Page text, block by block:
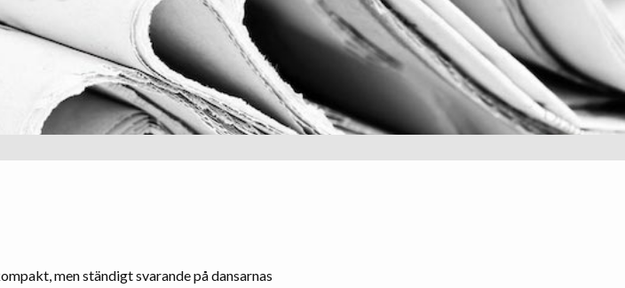
men ständigt svarande på dansarnas